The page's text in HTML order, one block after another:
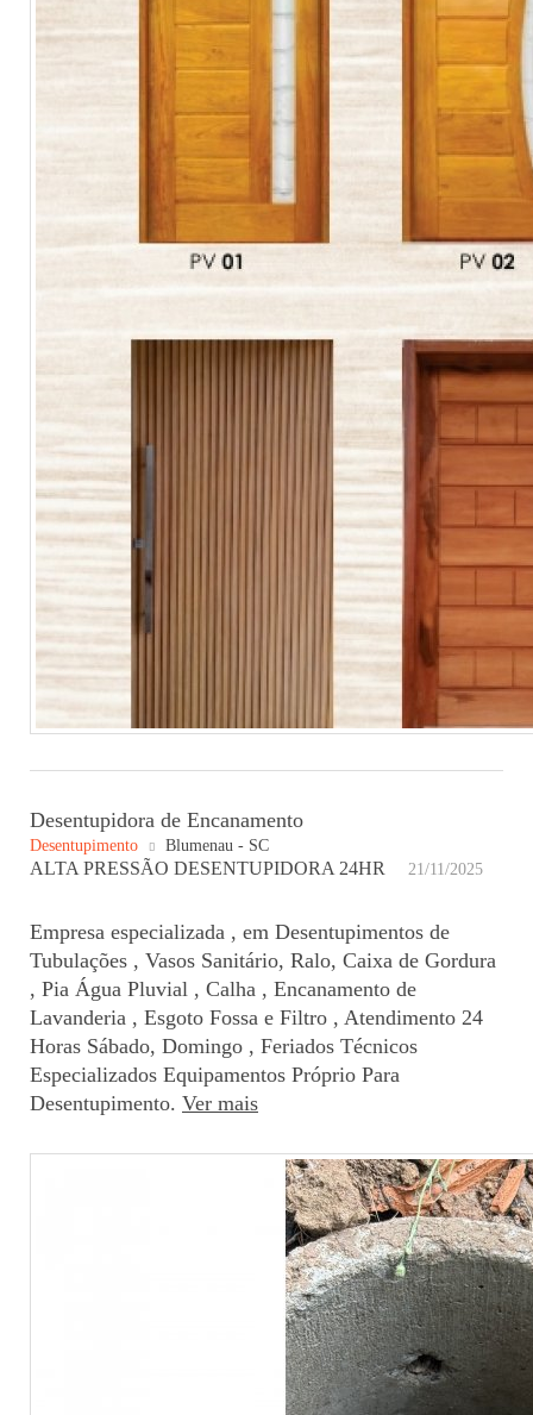
Desentupidora de Encanamento
Desentupimento Blumenau - SC
ALTA PRESSÃO DESENTUPIDORA 24HR 21/11/2025
Empresa especializada , em Desentupimentos de
Tubulações , Vasos Sanitário, Ralo, Caixa de Gordura
, Pia Água Pluvial , Calha , Encanamento de
Lavanderia , Esgoto Fossa e Filtro , Atendimento 24
Horas Sábado, Domingo , Feriados Técnicos
Especializados Equipamentos Próprio Para
Desentupimento. Ver mais